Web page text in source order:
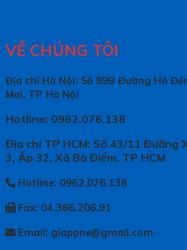
VỀ CHÚNG TÔI
Địa chỉ Hà Nội: Số 89B Đường Hồ
Mai, TP Hà Nội
Hotline: 0962.076.138
Địa chỉ TP HCM: Số 43/11 Đường
3, Ấp 32, Xã Bà Điểm, TP HCM
Hotline: 0962.076.138
Fax: 04.366.206.91
Email: giappne@gmail.com